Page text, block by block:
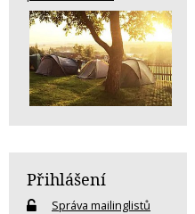
Přihlášení
Správa mailinglistů